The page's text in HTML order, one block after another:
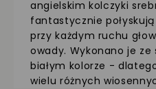
angielskim kolczyki
fantastycznie
przy każdym ruchu
owady. Wykonano je ze
białym kolorze -
wielu różnych